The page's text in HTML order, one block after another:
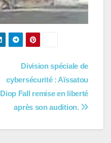
Division spéciale de
cybersécurité : Aïssatou
Diop Fall remise en liberté
après son audition.